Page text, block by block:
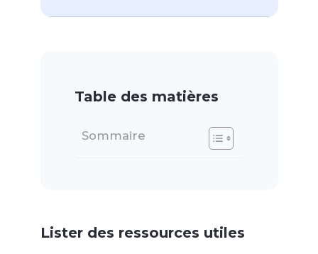
Table des matières
Sommaire
Lister des ressources utiles